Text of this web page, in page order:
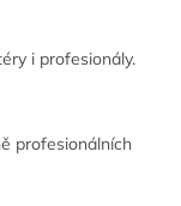
i profesionály.
profesionálních